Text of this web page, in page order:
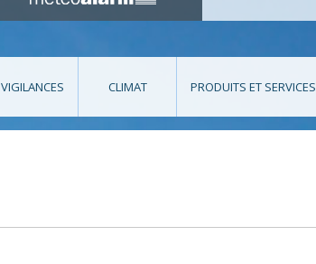
VIGILANCES CLIMAT PRODUITS ET SERVICES